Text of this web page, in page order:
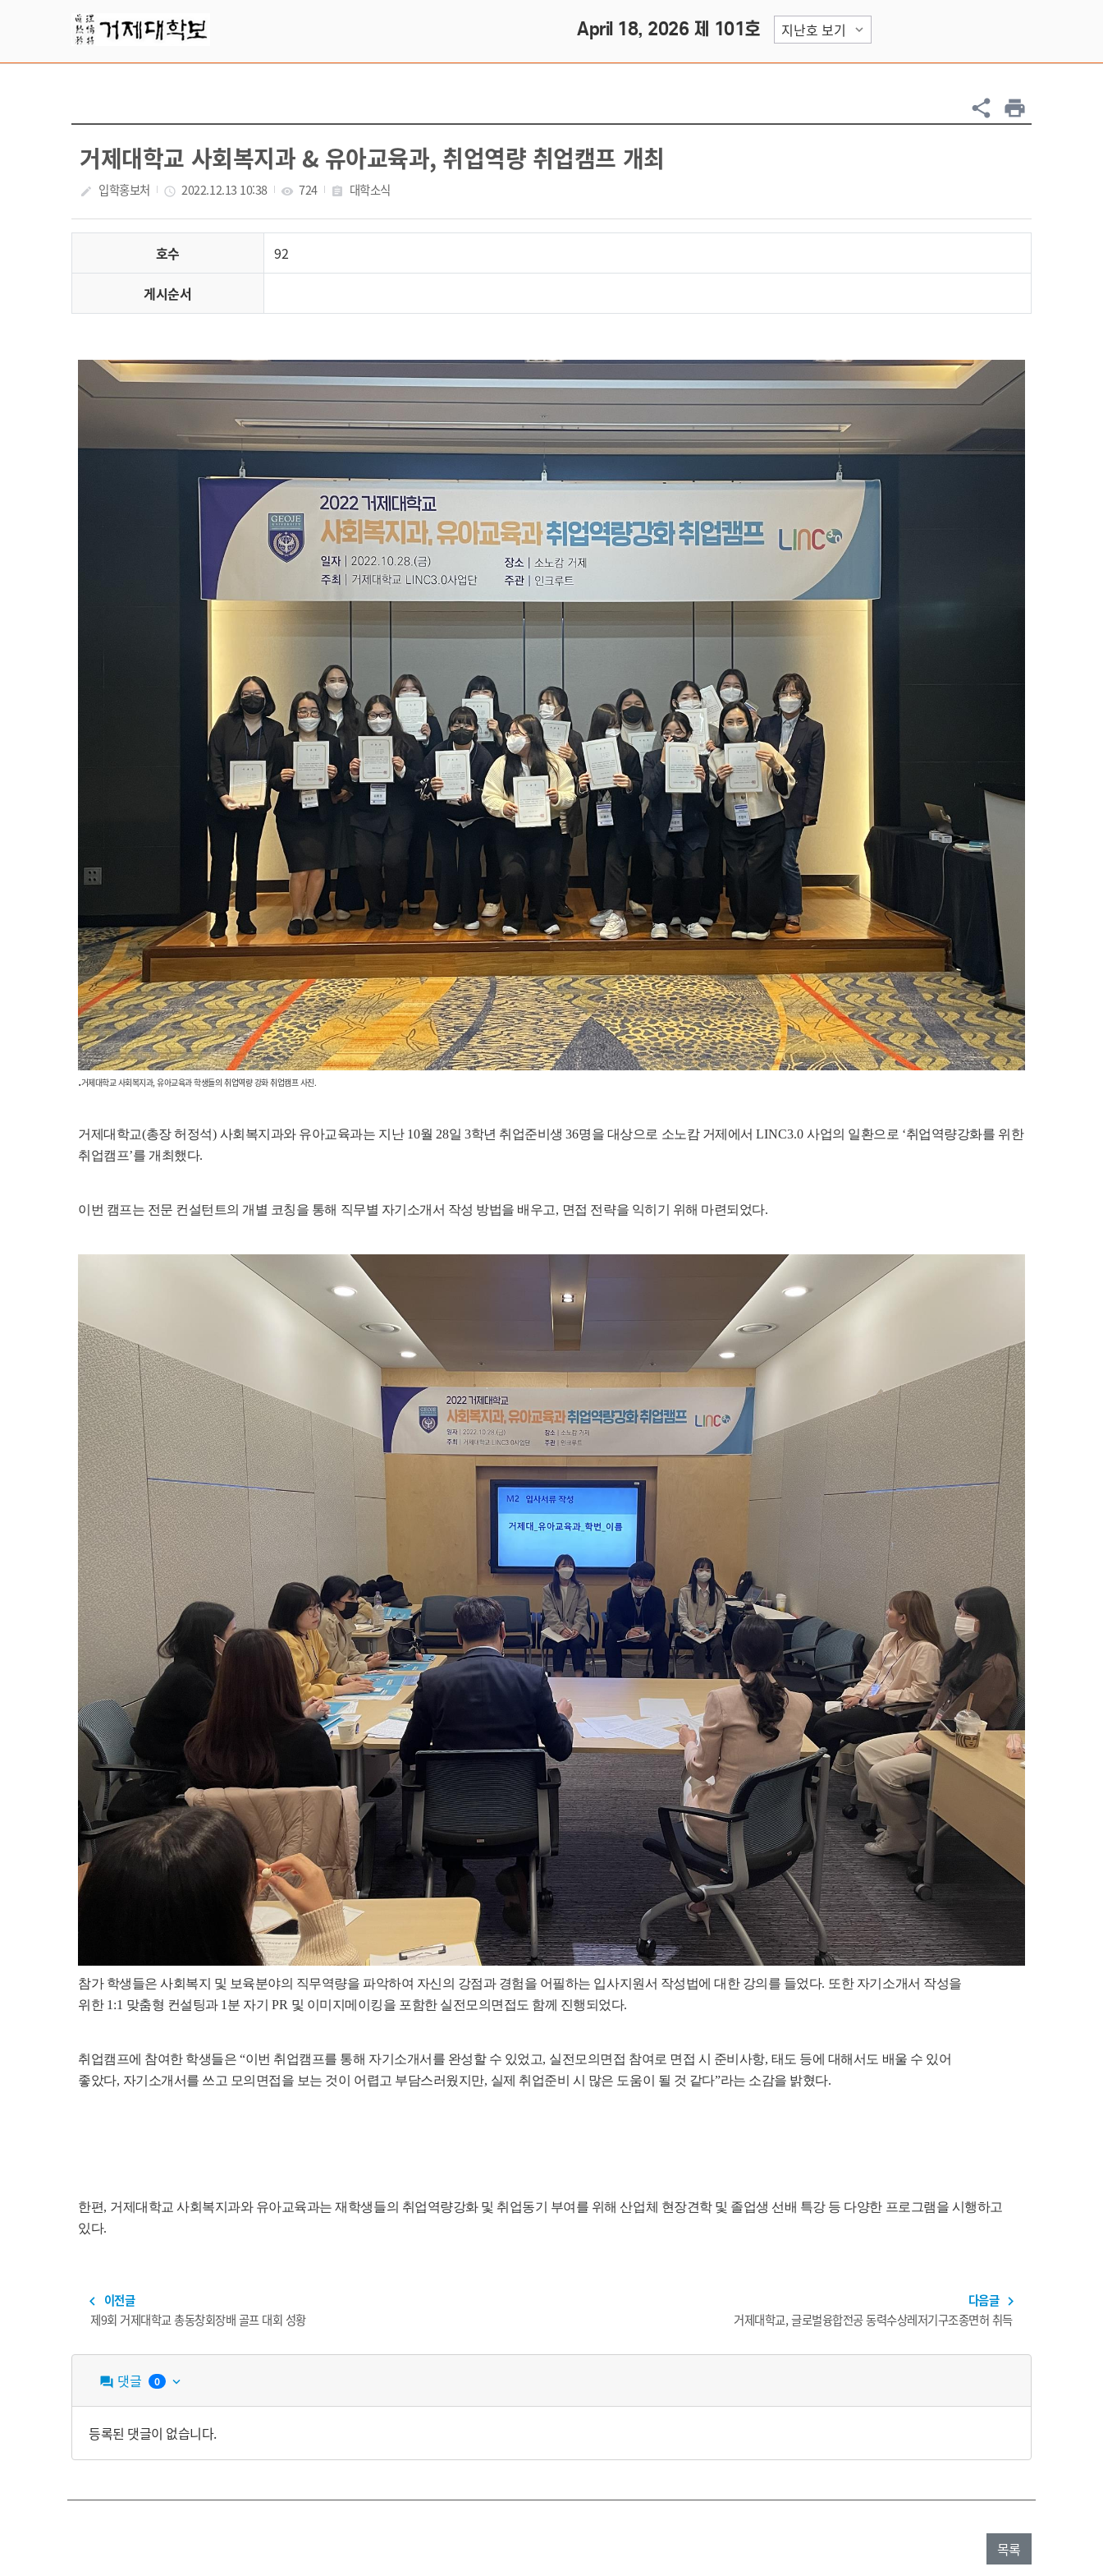
Skip Menu April 18, 2026 제 101호
share print
거제대학교 사회복지과 & 유아교육과, 취업역량 취업캠프 개최
create 입학홍보처 access_time 2022.12.13 10:38 visibility 724 assignment 대학소식
호수 92
게시순서
.거제대학교 사회복지과, 유아교육과 학생들의 취업역량 강화 취업캠프 사진.
거제대학교(총장 허정석) 사회복지과와 유아교육과는 지난 10월 28일 3학년 취업준비생36명을 대상으로 소노캄 거제에서LINC3.0사업의 일환으로 ‘취업역량강화를 위한
취업캠프’를 개최했다.
이번 캠프는 전문 컨설턴트의 개별 코칭을 통해 직무별 자기소개서 작성 방법을 배우고, 면접 전략을 익히기 위해 마련되었다.
참가 학생들은 사회복지 및 보육분야의 직무역량을 파악하여 자신의 강점과 경험을 어필하는 입사지원서 작성법에 대한 강의를 들었다. 또한 자기소개서 작성을
위한 1:1 맞춤형 컨설팅과 1 분 자기 PR 및 이미지메이킹을 포함한 실전모의면접도 함께 진행되었다.
취업캠프에 참여한 학생들은 “이번 취업캠프를 통해 자기소개서를 완성할 수 있었고, 실전모의면접 참여로 면접 시 준비사항, 태도 등에 대해서도 배울 수 있어
좋았다, 자기소개서를 쓰고 모의면접을 보는 것이 어렵고 부담스러웠지만, 실제 취업준비 시 많은 도움이 될 것 같다”라는 소감을 밝혔다.
한편, 거제대학교 사회복지과와 유아교육과는 재학생들의 취업역량강화 및 취업동기 부여를 위해 산업체 현장견학 및 졸업생 선배 특강 등 다양한 프로그램을 시행하고
있다.
navigate_before 이전글
제9회 거제대학교 총동창회장배 골프 대회 성황
다음글 navigate_next
거제대학교, 글로벌융합전공 동력수상레저기구조종면허 취득
question_answer 댓글 0 keyboard_arrow_down
등록된 댓글이 없습니다.
목록